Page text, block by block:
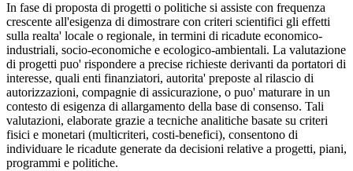
In fase di proposta di progetti o politiche si assiste con frequenza
crescente all'esigenza di dimostrare con criteri scientifici gli effetti
sulla realta' locale o regionale, in termini di ricadute economico-
industriali, socio-economiche e ecologico-ambientali. La valutazione
di progetti puo' rispondere a precise richieste derivanti da portatori di
interesse, quali enti finanziatori, autorita' preposte al rilascio di
autorizzazioni, compagnie di assicurazione, o puo' maturare in un
contesto di esigenza di allargamento della base di consenso. Tali
valutazioni, elaborate grazie a tecniche analitiche basate su criteri
fisici e monetari (multicriteri, costi-benefici), consentono di
individuare le ricadute generate da decisioni relative a progetti, piani,
programmi e politiche.